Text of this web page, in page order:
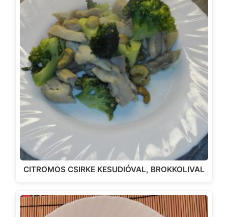
CITROMOS CSIRKE KESUDIÓVAL, BROKKOLIVAL